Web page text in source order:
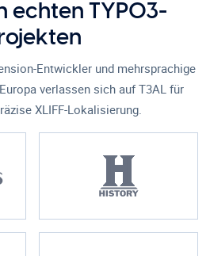
echten TYPO3-
Entwickler und mehrsprachige
verlassen sich auf T3AL für
XLIFF-Lokalisierung.